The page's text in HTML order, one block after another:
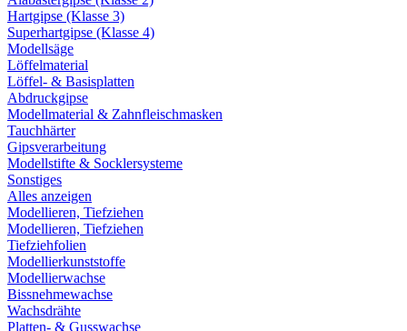
Hartgipse (Klasse 3)
Superhartgipse (Klasse 4)
Modellsäge
Löffelmaterial
Löffel- & Basisplatten
Abdruckgipse
Modellmaterial & Zahnfleischmasken
Tauchhärter
Gipsverarbeitung
Modellstifte & Socklersysteme
Sonstiges
Alles anzeigen
Modellieren, Tiefziehen
Modellieren, Tiefziehen
Tiefziehfolien
Modellierkunststoffe
Modellierwachse
Bissnehmewachse
Wachsdrähte
Platten- & Gusswachse